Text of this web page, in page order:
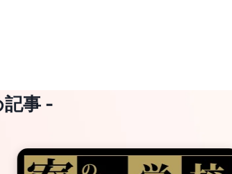
事 -